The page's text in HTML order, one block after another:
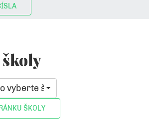
vyberte školu, ktorá vás zaujíma